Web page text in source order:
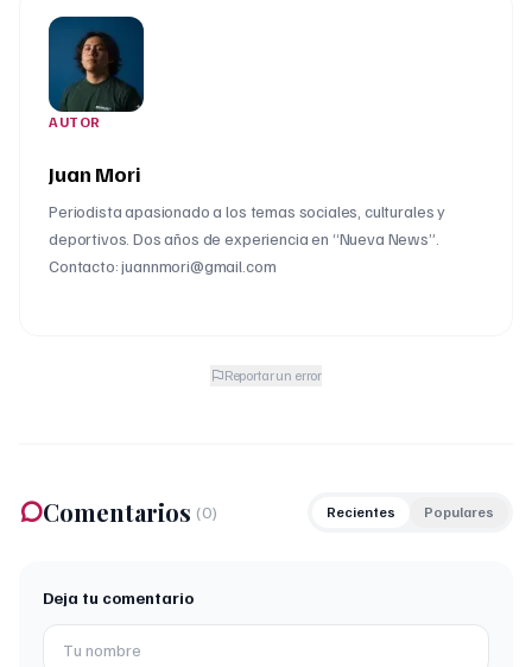
AUTOR
Juan Mori
Periodista apasionado a los temas sociales, culturales y
deportivos. Dos años de experiencia en “Nueva News”.
Contacto: juannmori@gmail.com
Reportar un error
Comentarios (0) Recientes Populares
Deja tu comentario